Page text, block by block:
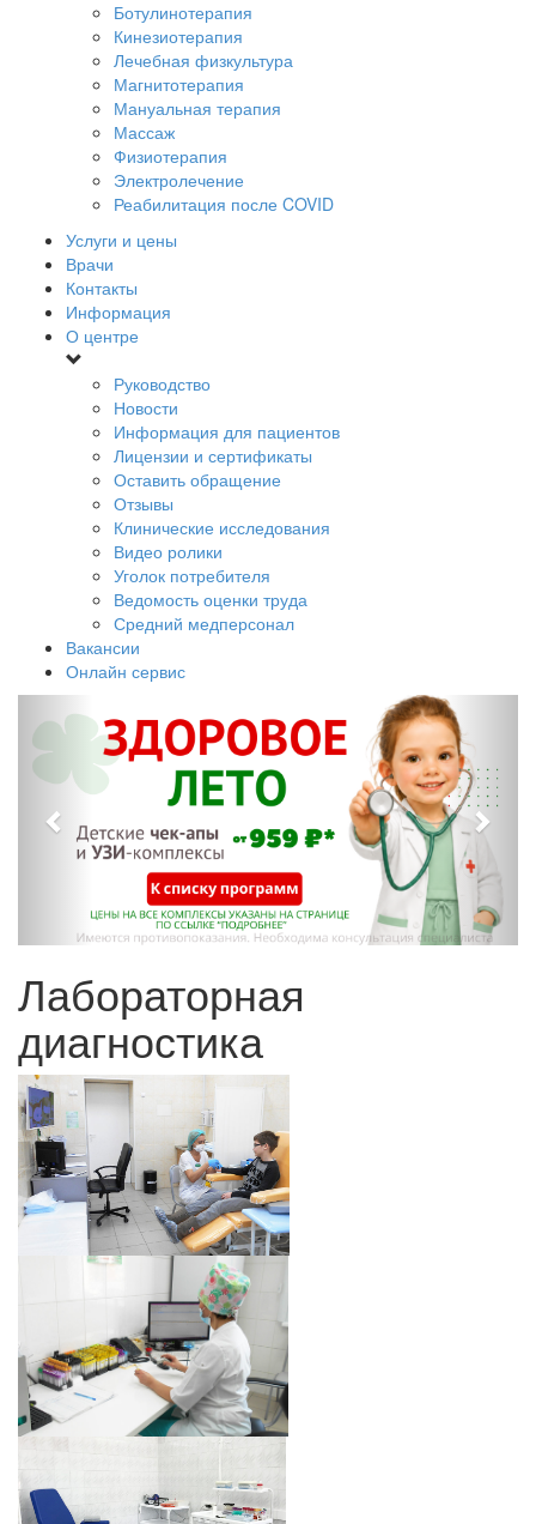
Ботулинотерапия
Кинезиотерапия
Лечебная физкультура
Магнитотерапия
Мануальная терапия
Массаж
Физиотерапия
Электролечение
Реабилитация после COVID
Услуги и цены
Врачи
Контакты
Информация
О центре
Руководство
Новости
Информация для пациентов
Лицензии и сертификаты
Оставить обращение
Отзывы
Клинические исследования
Видео ролики
Уголок потребителя
Ведомость оценки труда
Средний медперсонал
Вакансии
Онлайн сервис
Лабораторная
диагностика